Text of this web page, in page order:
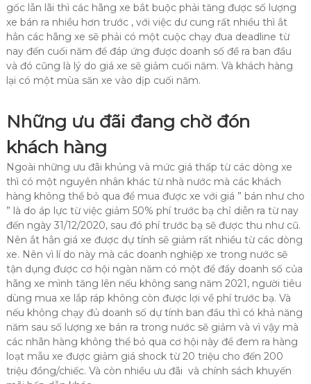
gốc lẫn lãi thì các hãng xe bắt buộc phải tăng được số lượng
xe bán ra nhiều hơn trước , với việc dư cung rất nhiều thì ắt
hẳn các hãng xe sẽ phải có một cuộc chạy đua deadline từ
nay đến cuối năm để đáp ứng được doanh số đề ra ban đầu
và đó cũng là lý do giá xe sẽ giảm cuối năm. Và khách hàng
lại có một mùa săn xe vào dịp cuối năm.
Những ưu đãi đang chờ đón
khách hàng
Ngoài những ưu đãi khủng và mức giá thấp từ các dòng xe
thì có một nguyên nhân khác từ nhà nước mà các khách
hàng không thể bỏ qua để mua được xe với giá ” bán như cho
” là do áp lực từ việc giảm 50% phí trước bạ chỉ diễn ra từ nay
đến ngày 31/12/2020, sau đó phí trước bạ sẽ được thu như cũ.
Nên ắt hẳn giá xe được dự tính sẽ giảm rất nhiều từ các dòng
xe. Nên vì lí do này mà các doanh nghiệp xe trong nước sẽ
tận dụng được cơ hội ngàn năm có một để đẩy doanh số của
hãng xe mình tăng lên nếu không sang năm 2021, người tiêu
dùng mua xe lắp ráp không còn được lợi về phí trước bạ. Và
nếu không chạy đủ doanh số dự tính ban đầu thì có khả năng
năm sau số lượng xe bán ra trong nước sẽ giảm và vì vậy mà
các nhãn hàng không thể bỏ qua cơ hội này để đem ra hàng
loạt mẫu xe được giảm giá shock từ 20 triệu cho đến 200
triệu đồng/chiếc. Và còn nhiều ưu đãi và chính sách khuyến